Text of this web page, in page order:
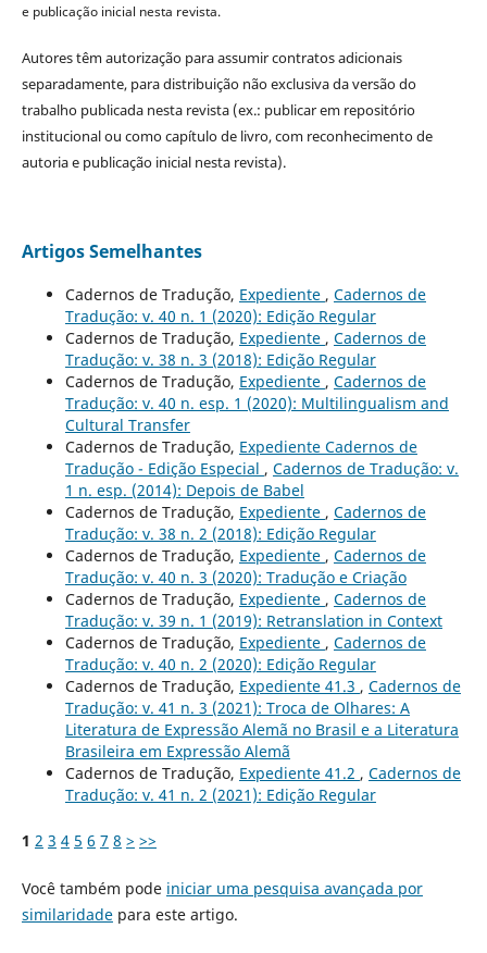
e publicação inicial nesta revista.
Autores têm autorização para assumir contratos adicionais
separadamente, para distribuição não exclusiva da versão do
trabalho publicada nesta revista (ex.: publicar em repositório
institucional ou como capítulo de livro, com reconhecimento de
autoria e publicação inicial nesta revista).
Artigos Semelhantes
Cadernos de Tradução, Expediente , Cadernos de
Tradução: v. 40 n. 1 (2020): Edição Regular
Cadernos de Tradução, Expediente , Cadernos de
Tradução: v. 38 n. 3 (2018): Edição Regular
Cadernos de Tradução, Expediente , Cadernos de
Tradução: v. 40 n. esp. 1 (2020): Multilingualism and
Cultural Transfer
Cadernos de Tradução, Expediente Cadernos de
Tradução - Edição Especial , Cadernos de Tradução: v.
1 n. esp. (2014): Depois de Babel
Cadernos de Tradução, Expediente , Cadernos de
Tradução: v. 38 n. 2 (2018): Edição Regular
Cadernos de Tradução, Expediente , Cadernos de
Tradução: v. 40 n. 3 (2020): Tradução e Criação
Cadernos de Tradução, Expediente , Cadernos de
Tradução: v. 39 n. 1 (2019): Retranslation in Context
Cadernos de Tradução, Expediente , Cadernos de
Tradução: v. 40 n. 2 (2020): Edição Regular
Cadernos de Tradução, Expediente 41.3 , Cadernos de
Tradução: v. 41 n. 3 (2021): Troca de Olhares: A
Literatura de Expressão Alemã no Brasil e a Literatura
Brasileira em Expressão Alemã
Cadernos de Tradução, Expediente 41.2 , Cadernos de
Tradução: v. 41 n. 2 (2021): Edição Regular
1 2 3 4 5 6 7 8 > >>
Você também pode iniciar uma pesquisa avançada por
similaridadepara este artigo.